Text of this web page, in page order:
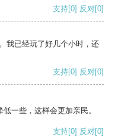
支持[0] 反对[0]
我已经玩了好几个小时，还
支持[0] 反对[0]
一些，这样会更加亲民。
支持[0] 反对[0]